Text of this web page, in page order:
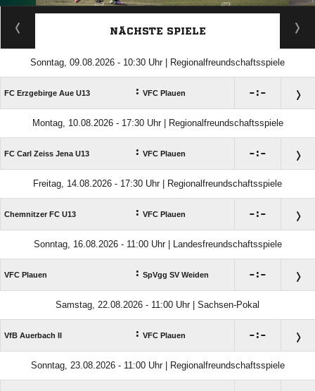
ANZEIGE
NÄCHSTE SPIELE
Sonntag, 09.08.2026 - 10:30 Uhr | Regionalfreundschaftsspiele
FC Erzgebirge Aue U13 : VFC Plauen :
Montag, 10.08.2026 - 17:30 Uhr | Regionalfreundschaftsspiele
FC Carl Zeiss Jena U13 : VFC Plauen :
Freitag, 14.08.2026 - 17:30 Uhr | Regionalfreundschaftsspiele
Chemnitzer FC U13 : VFC Plauen :
Sonntag, 16.08.2026 - 11:00 Uhr | Landesfreundschaftsspiele
VFC Plauen : SpVgg SV Weiden :
Samstag, 22.08.2026 - 11:00 Uhr | Sachsen-Pokal
VfB Auerbach II : VFC Plauen :
Sonntag, 23.08.2026 - 11:00 Uhr | Regionalfreundschaftsspiele